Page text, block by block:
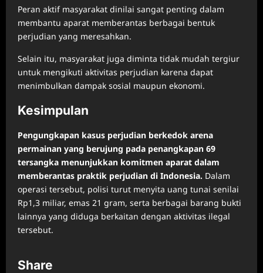
Peran aktif masyarakat dinilai sangat penting dalam
membantu aparat memberantas berbagai bentuk
perjudian yang meresahkan.
Selain itu, masyarakat juga diminta tidak mudah tergiur
untuk mengikuti aktivitas perjudian karena dapat
menimbulkan dampak sosial maupun ekonomi.
Kesimpulan
Pengungkapan kasus perjudian berkedok arena
permainan yang berujung pada penangkapan 69
tersangka menunjukkan komitmen aparat dalam
memberantas praktik perjudian di Indonesia. Dalam
operasi tersebut, polisi turut menyita uang tunai senilai
Rp1,3 miliar, emas 21 gram, serta berbagai barang bukti
lainnya yang diduga berkaitan dengan aktivitas ilegal
tersebut.
Share